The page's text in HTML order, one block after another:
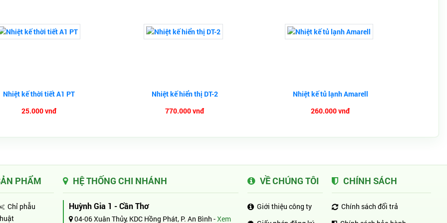
Nhiệt kế thời tiết A1 PT
25.000 vnđ
Nhiệt kế hiển thị DT-2
770.000 vnđ
Nhiệt kế tủ lạnh Amarell
260.000 vnđ
PHẨM
Chỉ phẫu
HỆ THỐNG CHI NHÁNH
Huỳnh Gia 1 - Cần Thơ
04-06 Xuân Thủy, KDC Hồng Phát, P. An Bình -Xem
VỀ CHÚNG TÔI
Giới thiệu công ty
CHÍNH SÁCH
Chính sách đổi trả